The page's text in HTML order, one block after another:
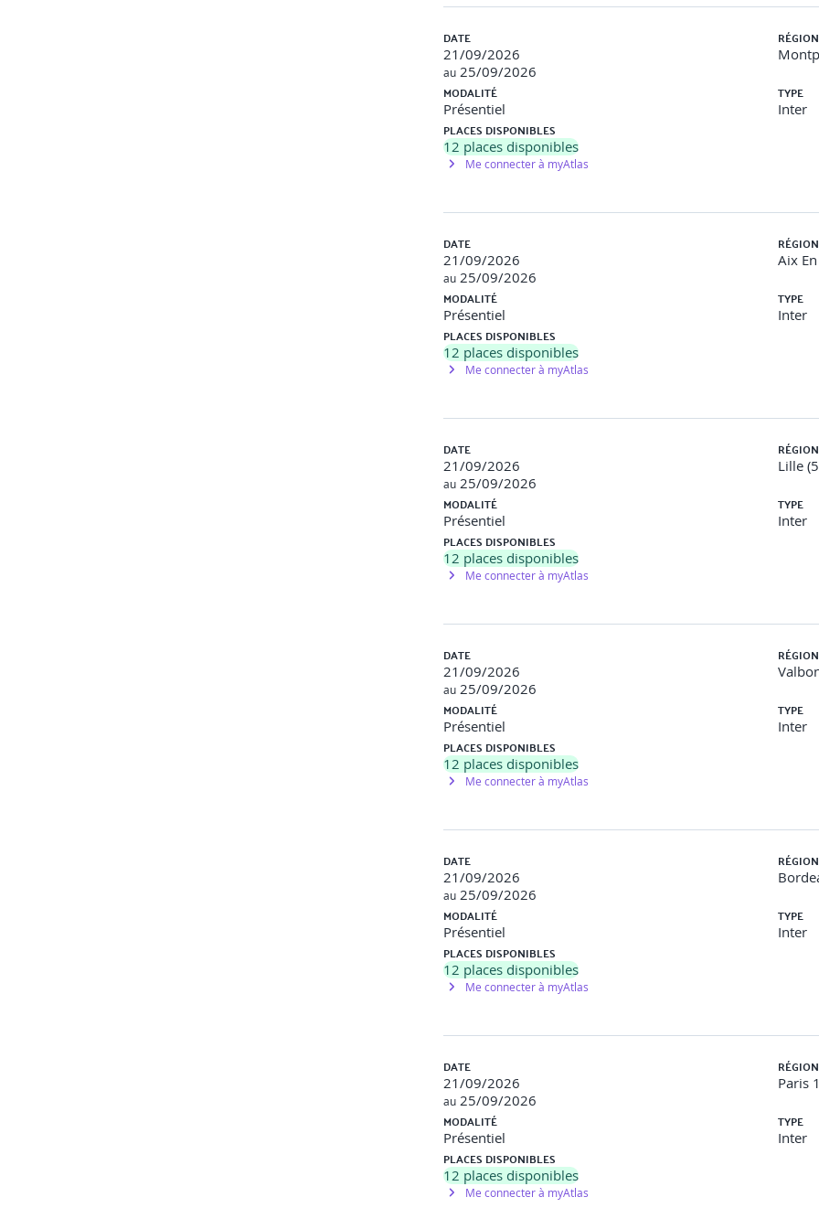
Exemples de travaux pratiques : le participant doit écrire une fonction calculant une vitesse et une deuxième
A l’issue de cette séquence, vous êtes capable d’écrire un programme structuré par des conditionnelles et des boucles
S5 – Manipuler les fichiers et la mémoire de manière basique
A l’issue de cette séquence, vous êtes capable de construire un tableau ou une chaîne de caractère, de lire et modifier
Accès aux éléments des tableaux par l'intermédiaire des pointeurs
Exemples de travaux pratiques : le participant doit écrire une fonction qui permet de vérifier si un mot est un
A l’issue de cette séquence, vous êtes capable d’utiliser les conteneurs dynamiques de la librairie standard. Vous
Exemples de travaux pratiques : le participant doit écrire un programme manipulant une liste de villes et un ensemble
S7 – Appliquer les principes de la Conception Orientée Objet (1/2)
Exemples de travaux pratiques : le participant doit écrire une classe représentant un point en 2D avec un nom et des
S8 – Appliquer les principes de la Conception Orientée Objet (2/2)
A l’issue de cette séquence, vous êtes capable de rédiger une classe en deux parties « interface et implémentation ».
Exemples de travaux pratiques : le participant doit surcharger les opérateurs de comparaison de la classe Point2D.
DATE
21/09/2026
au 25/09/2026
MODALITÉ
Présentiel
TYPE
Inter
PLACES DISPONIBLES
12 places disponibles
Me connecter à myAtlas
DATE
21/09/2026
au 25/09/2026
Aix
MODALITÉ
Présentiel
TYPE
Inter
PLACES DISPONIBLES
12 places disponibles
Me connecter à myAtlas
DATE
21/09/2026
au 25/09/2026
Lille
MODALITÉ
Présentiel
TYPE
Inter
PLACES DISPONIBLES
12 places disponibles
Me connecter à myAtlas
DATE
21/09/2026
au 25/09/2026
MODALITÉ
Présentiel
TYPE
Inter
PLACES DISPONIBLES
12 places disponibles
Me connecter à myAtlas
DATE
21/09/2026
au 25/09/2026
MODALITÉ
Présentiel
TYPE
Inter
PLACES DISPONIBLES
12 places disponibles
Me connecter à myAtlas
DATE
21/09/2026
au 25/09/2026
Paris
MODALITÉ
Présentiel
TYPE
Inter
PLACES DISPONIBLES
12 places disponibles
Me connecter à myAtlas